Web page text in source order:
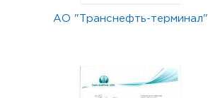
АО "Транснефть-терминал"